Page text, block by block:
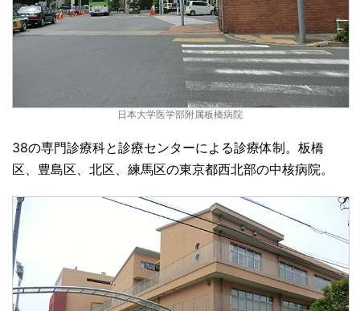
日本大学医学部附属板橋病院
38の専門診療科と診療センターによる診療体制。板橋
区、豊島区、北区、練馬区の東京都西北部の中核病院。